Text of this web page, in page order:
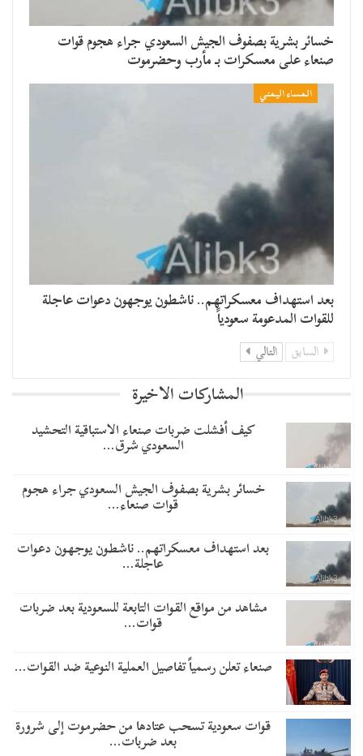
خسائر بشرية بصفوف الجيش السعودي جراء هجوم قوات
صنعاء على معسكرات بـ مأرب وحضرموت
المساء اليمني
بعد استهداف معسكراتهم.. ناشطون يوجهون دعوات عاجلة
للقوات المدعومة سعودياً
السابق التالي
المشاركات الاخيرة
​كيف أفشلت ضربات صنعاء الاستباقية التحشيد
السعودي شرق…
خسائر بشرية بصفوف الجيش السعودي جراء هجوم
قوات صنعاء…
بعد استهداف معسكراتهم.. ناشطون يوجهون دعوات
عاجلة…
مشاهد من مواقع القوات التابعة للسعودية بعد ضربات
قوات…
صنعاء تعلن رسمياً تفاصيل العملية النوعية ضد القوات…
قوات سعودية تسحب عتادها من حضرموت إلى شرورة
بعد ضربات…